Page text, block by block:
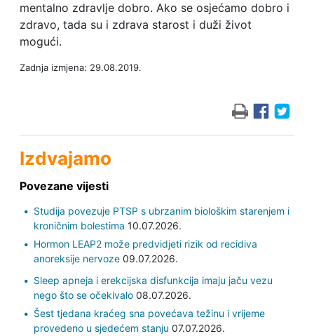
mentalno zdravlje dobro. Ako se osjećamo dobro i
zdravo, tada su i zdrava starost i duži život
mogući.
Zadnja izmjena: 29.08.2019.
Izdvajamo
Povezane vijesti
Studija povezuje PTSP s ubrzanim biološkim starenjem i
kroničnim bolestima 10.07.2026.
Hormon LEAP2 može predvidjeti rizik od recidiva
anoreksije nervoze09.07.2026.
Sleep apneja i erekcijska disfunkcija imaju jaču vezu
nego što se očekivalo08.07.2026.
Šest tjedana kraćeg sna povećava težinu i vrijeme
provedeno u sjedećem stanju 07.07.2026.